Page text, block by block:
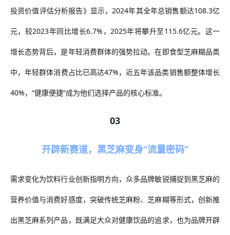
投资价值评估分析报告》显示，2024年其全年总销售额达108.3亿
元，较2023年同比增长6.7%，2025年将攀升至115.6亿元。这一
增长态势背后，是年轻消费群体的强势拉动。在即食型芝麻糊品类
中，年轻群体消费占比已高达47%，近五年该品类销售额整体增长
40%，“健康便捷”成为他们选择产品的核心标准。
03
开辟新赛道，黑芝麻变身“流量密码”
需求变化为饮料行业创新指明方向，众多品牌敏锐捕捉到黑芝麻的
营养价值与消费好感度，突破传统芝麻粉、芝麻糊等形式，创新推
出黑芝麻系列产品，既满足大众对健康饮品的追求，也为品牌开辟